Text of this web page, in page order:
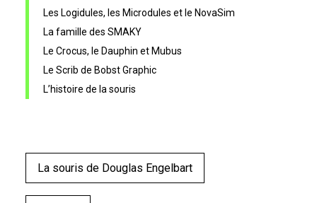
Les Logidules, les Microdules et le NovaSim
La famille des SMAKY
Le Crocus, le Dauphin et Mubus
Le Scrib de Bobst Graphic
L’histoire de la souris
La souris de Douglas Engelbart